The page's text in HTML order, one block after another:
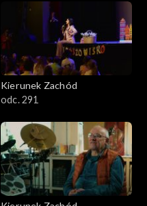
Kierunek Zachód
odc. 291